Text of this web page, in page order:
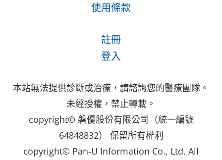
使用條款
註冊
登入
本站無法提供診斷或治療，請諮詢您的醫療團隊。
未經授權，禁止轉載。
copyright© 磐優股份有限公司（統一編號
64848832） 保留所有權利
copyright© Pan-U Information Co., Ltd. All